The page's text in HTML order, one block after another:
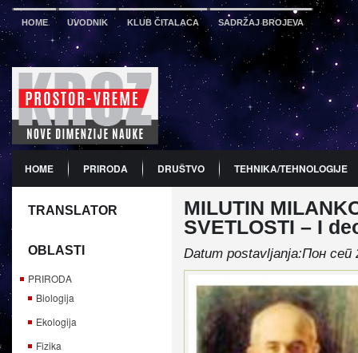
HOME UVODNIK KLUB ČITALACA SADRŽAJ BROJEVA
HOME PRIRODA DRUŠTVO TEHNIKA/TEHNOLOGIJE
PDF BROJ 12 PREDSTAVLJANJE KNJIGA PROMO
TRANSLATOR
OBLASTI
PRIRODA
Biologija
Ekologija
Fizika
MILUTIN
SVETLOSTI – I
Datum postavljanja:Пон сеп